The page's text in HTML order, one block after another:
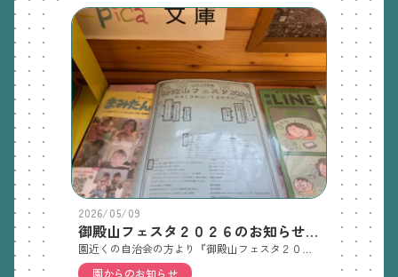
2026/05/09
御殿山フェスタ２０２６のお知らせ 5/9(土)
園からのお知らせ